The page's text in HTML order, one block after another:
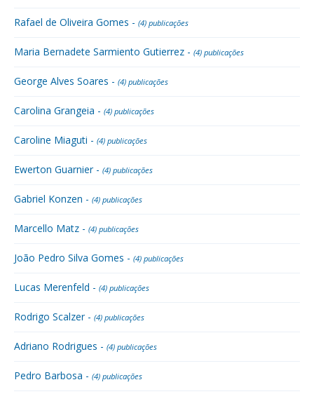
Rafael de Oliveira Gomes - (4) publicações
Maria Bernadete Sarmiento Gutierrez - (4) publicações
George Alves Soares - (4) publicações
Carolina Grangeia - (4) publicações
Caroline Miaguti - (4) publicações
Ewerton Guarnier - (4) publicações
Gabriel Konzen - (4) publicações
Marcello Matz - (4) publicações
João Pedro Silva Gomes - (4) publicações
Lucas Merenfeld - (4) publicações
Rodrigo Scalzer - (4) publicações
Adriano Rodrigues - (4) publicações
Pedro Barbosa - (4) publicações